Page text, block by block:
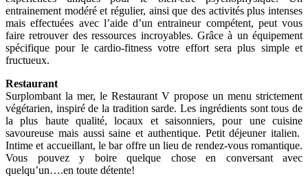
entrainement modéré et régulier, ainsi que des activités plus intenses
mais effectuées avec l’aide d’un entraineur compétent, peut vous
faire retrouver des ressources incroyables. Grâce à un équipement
spécifique pour le cardio-fitness votre effort sera plus simple et
fructueux.
Restaurant
Surplombant la mer, le Restaurant V propose un menu strictement
végétarien, inspiré de la tradition sarde. Les ingrédients sont tous de
la plus haute qualité, locaux et saisonniers, pour une cuisine
savoureuse mais aussi saine et authentique. Petit déjeuner italien.
Intime et accueillant, le bar offre un lieu de rendez-vous romantique.
Vous pouvez y boire quelque chose en conversant avec
quelqu’un….en toute détente!